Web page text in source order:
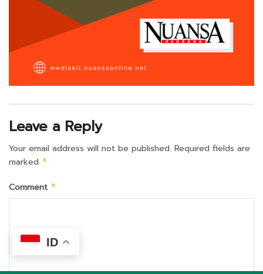
Leave a Reply
Your email address will not be published. Required fields are
marked *
Comment *
ID